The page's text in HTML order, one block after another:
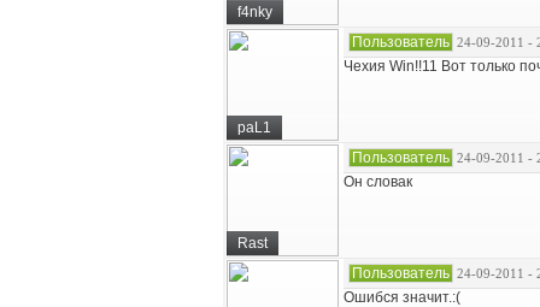
f4nky
paL1
Пользователь 24-09-2011 -
Чехия Win!!11 Вот только
Rast
Пользователь 24-09-2011 -
Он словак
Пользователь 24-09-2011 -
Ошибся значит.:(